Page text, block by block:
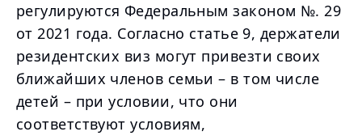
регулируются Федеральным законом №. 29
от 2021 года. Согласно статье 9, держатели
резидентских виз могут привезти своих
ближайших членов семьи – в том числе
детей – при условии, что они
соответствуют условиям,